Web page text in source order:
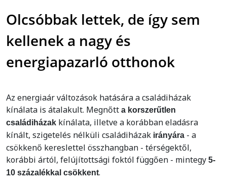
Olcsóbbak lettek, de így sem
kellenek a nagy és
energiapazarló otthonok
Az energiaár változások hatására a családiházak
kínálata is átalakult. Megnőtt a korszerűtlen
családiházak kínálata, illetve a korábban eladásra
kínált, szigetelés nélküli családiházak irányára - a
csökkenő kereslettel összhangban - térségektől,
korábbi ártól, felújítottsági foktól függően - mintegy 5-
10 százalékkal csökkent.